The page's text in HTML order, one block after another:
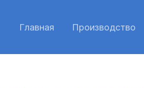
Главная Производство